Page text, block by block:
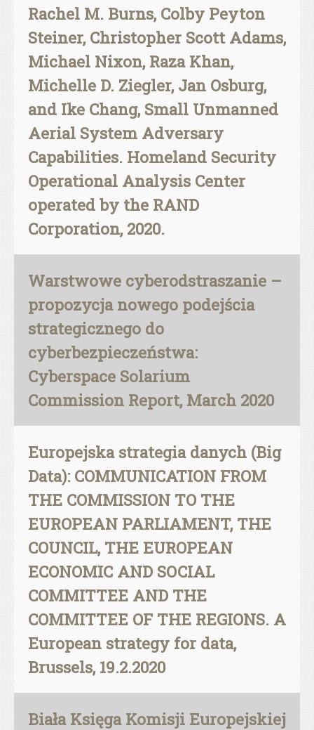
Rachel M. Burns, Colby Peyton
Steiner, Christopher Scott Adams,
Michael Nixon, Raza Khan,
Michelle D. Ziegler, Jan Osburg,
and Ike Chang, Small Unmanned
Aerial System Adversary
Capabilities. Homeland Security
Operational Analysis Center
operated by the RAND
Corporation, 2020.
Warstwowe cyberodstraszanie –
propozycja nowego podejścia
strategicznego do
cyberbezpieczeństwa:
Cyberspace Solarium
Commission Report, March 2020
Europejska strategia danych (Big
Data): COMMUNICATION FROM
THE COMMISSION TO THE
EUROPEAN PARLIAMENT, THE
COUNCIL, THE EUROPEAN
ECONOMIC AND SOCIAL
COMMITTEE AND THE
COMMITTEE OF THE REGIONS. A
European strategy for data,
Brussels, 19.2.2020
Biała Księga Komisji Europejskiej